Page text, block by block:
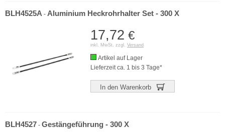
BLH4525A - Aluminium Heckrohrhalter Set - 300 X
17,72 €
inkl. MwSt. zzgl. Versand
Artikel auf Lager
Lieferzeit ca. 1 bis 3 Tage*
In den Warenkorb
BLH4527 - Gestängeführung - 300 X